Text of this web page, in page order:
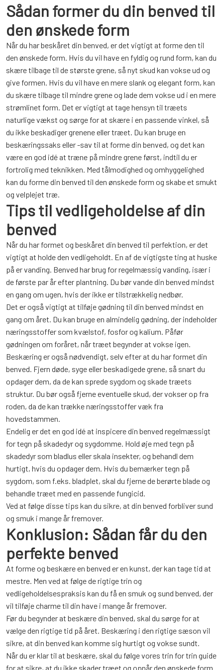
Sådan former du din benved til
den ønskede form
Når du har beskåret din benved, er det vigtigt at forme den til
den ønskede form. Hvis du vil have en fyldig og rund form, kan du
skære tilbage til de største grene, så nyt skud kan vokse ud og
give formen. Hvis du vil have en mere slank og elegant form, kan
du skære tilbage til mindre grene og lade dem vokse ud i en mere
strømlinet form. Det er vigtigt at tage hensyn til træets
naturlige vækst og sørge for at skære i en passende vinkel, så
du ikke beskadiger grenene eller træet. Du kan bruge en
beskæringssaks eller -sav til at forme din benved, og det kan
være en god idé at træne på mindre grene først, indtil du er
fortrolig med teknikken. Med tålmodighed og omhyggelighed
kan du forme din benved til den ønskede form og skabe et smukt
og velplejet træ.
Tips til vedligeholdelse af din
benved
Når du har formet og beskåret din benved til perfektion, er det
vigtigt at holde den vedligeholdt. En af de vigtigste ting at huske
på er vanding. Benved har brug for regelmæssig vanding, især i
de første par år efter plantning. Du bør vande din benved mindst
en gang om ugen, hvis der ikke er tilstrækkelig nedbør.
Det er også vigtigt at tilføje gødning til din benved mindst en
gang om året. Du kan bruge en almindelig gødning, der indeholder
næringsstoffer som kvælstof, fosfor og kalium. Påfør
gødningen om foråret, når træet begynder at vokse igen.
Beskæring er også nødvendigt, selv efter at du har formet din
benved. Fjern døde, syge eller beskadigede grene, så snart du
opdager dem, da de kan sprede sygdom og skade træets
struktur. Du bør også fjerne eventuelle skud, der vokser op fra
roden, da de kan trække næringsstoffer væk fra
hovedstammen.
Endelig er det en god idé at inspicere din benved regelmæssigt
for tegn på skadedyr og sygdomme. Hold øje med tegn på
skadedyr som bladlus eller skala insekter, og behandl dem
hurtigt, hvis du opdager dem. Hvis du bemærker tegn på
sygdom, som f.eks. bladplet, skal du fjerne de berørte blade og
behandle træet med en passende fungicid.
Ved at følge disse tips kan du sikre, at din benved forbliver sund
og smuk i mange år fremover.
Konklusion: Sådan får du den
perfekte benved
At forme og beskære en benved er en kunst, der kan tage tid at
mestre. Men ved at følge de rigtige trin og
vedligeholdelsespraksis kan du få en smuk og sund benved, der
vil tilføje charme til din have i mange år fremover.
Før du begynder at beskære din benved, skal du sørge for at
vælge den rigtige tid på året. Beskæring i den rigtige sæson vil
sikre, at din benved kan komme sig hurtigt og vokse sundt.
Når du er klar til at beskære, skal du følge vores trin for trin guide
for at sikre, at du ikke skader træet og opnår den ønskede form.